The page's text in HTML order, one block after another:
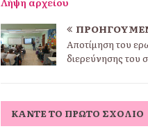
Αποτίμηση του
διερεύνησης του
ΚΆΝΤΕ ΤΟ ΠΡΏΤΟ ΣΧΌΛΙΟ